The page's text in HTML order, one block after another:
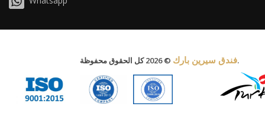
فندق سيرين بارك© 2026 كل الحقوق محفوظة.